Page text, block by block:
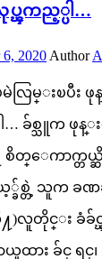
ပ္ၾကည့္ပါ…
6, 2020 Author
ြမ္းၿပီး ဖု
ခ်စ္သူက ဖုန္း
စိတ္ေကာက္တ
ကိုယ့္ခ်စ္တဲ့ သူက
႔)လူတိုင္း ခံခ်င္
ထား ခ်င္ ရင္